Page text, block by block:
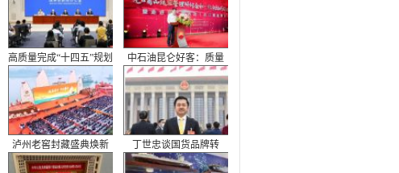
看中国答卷
高质量完成“十四五”规划
系列主题新闻发布会
中石油昆仑好客：质量
筑强根基，非油业务迈
向新高度
泸州老窖封藏盛典焕新
表达 致敬浓香出海110周
丁世忠谈国货品牌转
型：承担起消费升级需